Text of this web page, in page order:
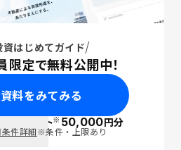
資はじめてガイド
限定で無料公開中！
料をみてみる
ポイント※50,000円分
件詳細※条件・上限あり